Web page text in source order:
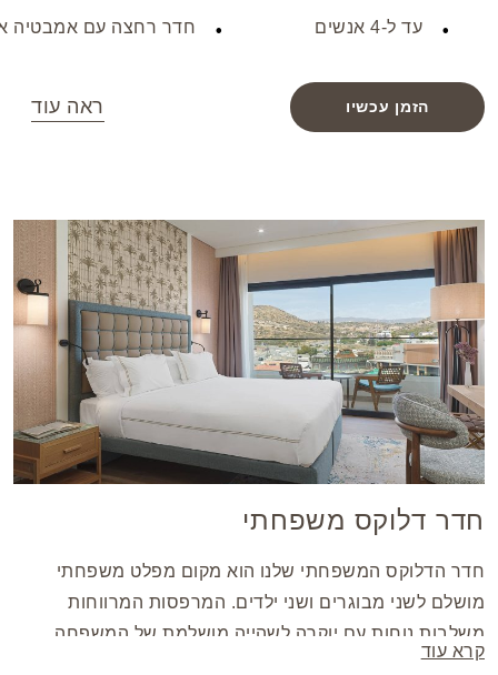
עד ל-4 אנשים חדר רחצה עם אמבטיה
הזמן עכשיו ראה עוד
חדר דלוקס משפחתי
חדר הדלוקס המשפחתי שלנו הוא מקום מפלט משפחתי
מושלם לשני מבוגרים ושני ילדים. המרפסות המרווחות
משלבות נוחות עם יוקרה לשהייה מושלמת של המשפחה
שלכם.
קרא עוד